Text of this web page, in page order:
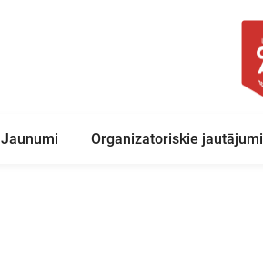
Jaunumi Organizatoriskie jautājumi